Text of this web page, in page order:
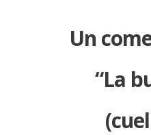
Un
“La